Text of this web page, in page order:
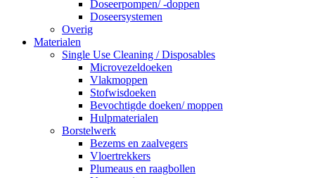
Doseerpompen/ -doppen
Doseersystemen
Overig
Materialen
Single Use Cleaning / Disposables
Microvezeldoeken
Vlakmoppen
Stofwisdoeken
Bevochtigde doeken/ moppen
Hulpmaterialen
Borstelwerk
Bezems en zaalvegers
Vloertrekkers
Plumeaus en raagbollen